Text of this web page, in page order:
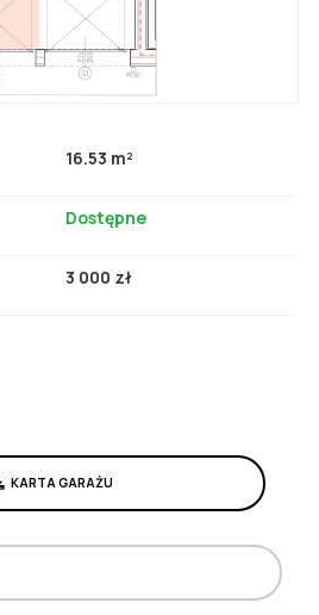
16.53 m²
Dostępne
3 000 zł
KARTA GARAŻU